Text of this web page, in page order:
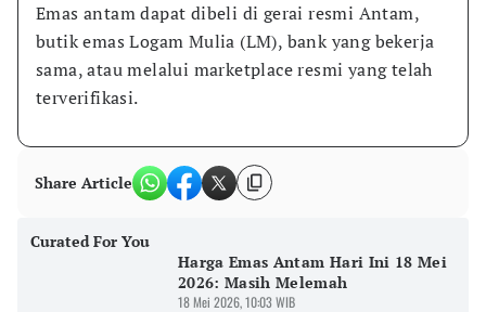
Emas antam dapat dibeli di gerai resmi Antam,
butik emas Logam Mulia (LM), bank yang bekerja
sama, atau melalui marketplace resmi yang telah
terverifikasi.
Share Article
Curated For You
Harga Emas Antam Hari Ini 18 Mei
2026: Masih Melemah
18 Mei 2026, 10:03 WIB